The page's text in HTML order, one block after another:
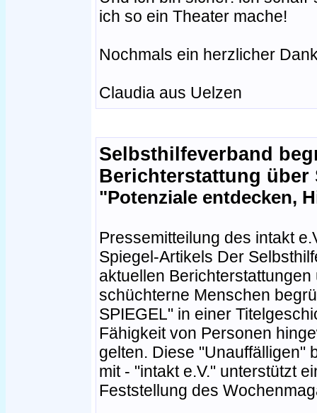
ich so ein Theater mache!
Nochmals ein herzlicher
Claudia aus Uelzen
Selbsthilfeverband
Berichterstattung über
"Potenziale entdecken,
Pressemitteilung des intakt
Spiegel-Artikels Der
aktuellen
schüchterne Menschen
SPIEGEL" in einer
Fähigkeit von Personen
gelten. Diese "Unauffälligen"
mit - "intakt e.V." unterstützt
Feststellung des